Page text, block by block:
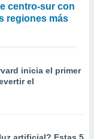
centro-sur con
regiones más
inicia el primer
el